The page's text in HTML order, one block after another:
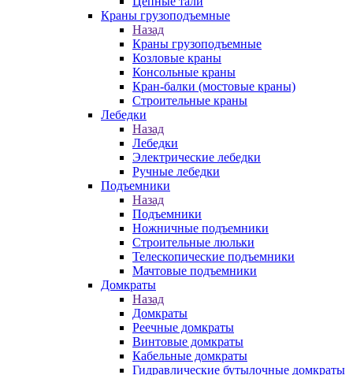
Краны грузоподъемные
Назад
Краны грузоподъемные
Козловые краны
Консольные краны
Кран-балки (мостовые краны)
Строительные краны
Лебедки
Назад
Лебедки
Электрические лебедки
Ручные лебедки
Подъемники
Назад
Подъемники
Ножничные подъемники
Строительные люльки
Телескопические подъемники
Мачтовые подъемники
Домкраты
Назад
Домкраты
Реечные домкраты
Винтовые домкраты
Кабельные домкраты
Гидравлические бутылочные домкраты